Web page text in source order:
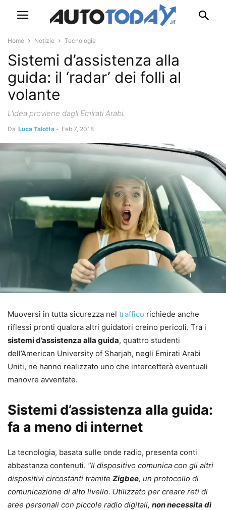
Home Notizie Tecnologie
Sistemi d’assistenza alla
guida: il ‘radar’ dei folli al
volante
L'idea proviene dagli Emirati Arabi.
Da Luca Talotta - Feb 7, 2018
Muoversi in tutta sicurezza nel traffico richiede anche
riflessi pronti qualora altri guidatori creino pericoli. Tra i
sistemi d’assistenza alla guida, quattro studenti
dell’American University of Sharjah, negli Emirati Arabi
Uniti, ne hanno realizzato uno che intercetterà eventuali
manovre avventate.
Sistemi d’assistenza alla guida:
fa a meno di internet
La tecnologia, basata sulle onde radio, presenta conti
abbastanza contenuti. “Il dispositivo comunica con gli altri
dispositivi circostanti tramite Zigbee, un protocollo di
comunicazione di alto livello. Utilizzato per creare reti di
aree personali con piccole radio digitali, non necessita di